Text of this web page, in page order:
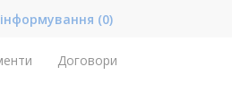
(0)
Договори